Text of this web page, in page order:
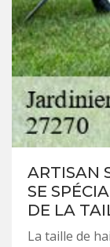
ARTISAN
SE
DE LA
La taille de